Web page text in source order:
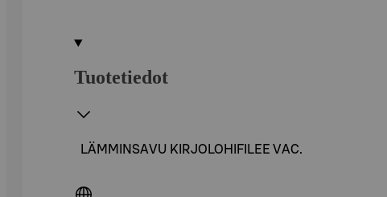
Tuotetiedot
LÄMMINSAVU KIRJOLOHIFILEE VAC.